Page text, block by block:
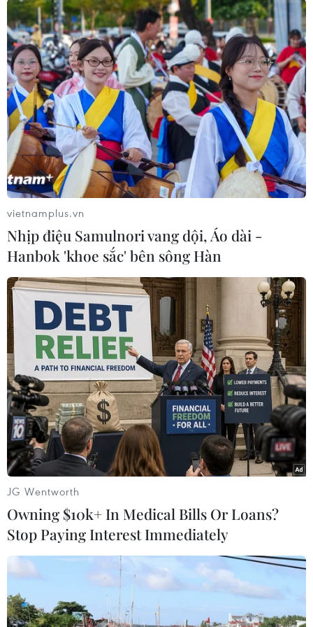
Vĩnh Long (1).
Về loại vắcxin sử dụng, trong 23 trường hợp tai
biến nặng sau tiêm chủng trong tiêm chủng mở
rộng, ghi nhận: 18 trường hợp tai biến nặng sau
tiêm vắcxin ComBE Five (15 trường hợp sau
tiêm vắcxin ComBE Five và 3 trường hợp sau
tiêm vắcxin ComBE Five - OPV) trên tổng số
2.766.531 liều vắcxin ComBE Five, 2.181.455 liều
vắc xin OPV đã sử dụng.
Có 4 trường hợp tai biến nặng sau tiêm vắcxin
BCG trên tổng số 1.046.471 liều vắcxin BCG đã
sử dụng. Có 1 trường hợp tai biến nặng sau tiêm
vắcxin Viêm não Nhật Bản trên tổng số
2.008.540 liều vắcxin Viêm não Nhật Bản đã sử
dụng.
Về tình hình tai biến nặng trong tiêm chủng
dịch vụ, đến 30/9/2019 ghi nhận 1 trường hợp tử
vong sau tiêm chủng vắcxin Hexaxim tại tỉnh
Bắc Ninh, trường hợp này đã được tiến hành
điều tra và hội đồng tư vấn chuyên môn cấp
tỉnh và cấp Bộ Y tế kết luận trẻ tử vong không rõ
nguyên nhân./.
vietnamplus.vn
Nhịp điệu Samulnori vang dội, Áo dài -
Hanbok 'khoe sắc' bên sông Hàn
JG Wentworth
Owning $10k+ In Medical Bills Or Loans?
Stop Paying Interest Immediately